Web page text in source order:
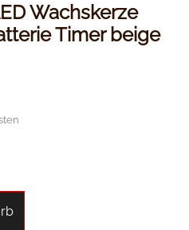
Wachskerze
Timer beige